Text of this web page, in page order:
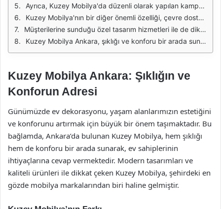
Ayrıca, Kuzey Mobilya'da düzenli olarak yapılan kampanya ve indirimler ile kaliteli mobilyalara ulaşmak daha da kolaylaşmaktadır. Müşteriler, fırsatları takip ederek bütçelerine uygun seçenekleri değerlendirebilirler. Bu sayede, hem şık hem de ekonomik bir yaşam alanı oluşturmak mümkün hale gelmektedir. Müşteri memnuniyetini sağlamak için sunulan bu olanaklar, Kuzey Mobilya'nın tercih edilme nedenleri arasında yer almaktadır.
Kuzey Mobilya'nın bir diğer önemli özelliği, çevre dostu üretim süreçleridir. Doğal malzemeler kullanarak sürdürülebilir bir yaklaşım benimseyen marka, doğaya ve çevreye zarar vermeden kaliteli ürünler üretmeye özen göstermektedir. Bu sayede, çevresel farkındalık sahibi tüketicilere hitap etmektedir. Mobilyalar, hem estetik hem de çevre dostu bir anlayışla tasarlanarak, yaşam alanlarına değer katmaktadır.
Müşterilerine sunduğu özel tasarım hizmetleri ile de dikkat çeken Kuzey Mobilya, kişisel zevklere uygun özel çözümler sunabilmektedir. Evinizin her köşesine uyum sağlayacak şekilde tasarlanan mobilyalar, yaşam alanlarınızı daha özgün ve özel kılmaktadır. Bu hizmet, özellikle farklı ve kişisel tasarımlar arayanlar için büyük bir avantaj oluşturmaktadır.
Kuzey Mobilya Ankara, şıklığı ve konforu bir arada sunarak, modern yaşam alanlarının vazgeçilmez adresi olmaktadır. Kalite, estetik ve müşteri memnuniyetini ön planda tutan marka, her türlü ihtiyaca yönelik çözümleri ile dikkat çekmektedir. Siz de yaşam alanlarınızı güzelleştirmek için Kuzey Mobilya'yı tercih edebilirsiniz.
Kuzey Mobilya Ankara: Şıklığın ve
Konforun Adresi
Günümüzde ev dekorasyonu, yaşam alanlarımızın estetiğini
ve konforunu artırmak için büyük bir önem taşımaktadır. Bu
bağlamda, Ankara’da bulunan Kuzey Mobilya, hem şıklığı
hem de konforu bir arada sunarak, ev sahiplerinin
ihtiyaçlarına cevap vermektedir. Modern tasarımları ve
kaliteli ürünleri ile dikkat çeken Kuzey Mobilya, şehirdeki en
gözde mobilya markalarından biri haline gelmiştir.